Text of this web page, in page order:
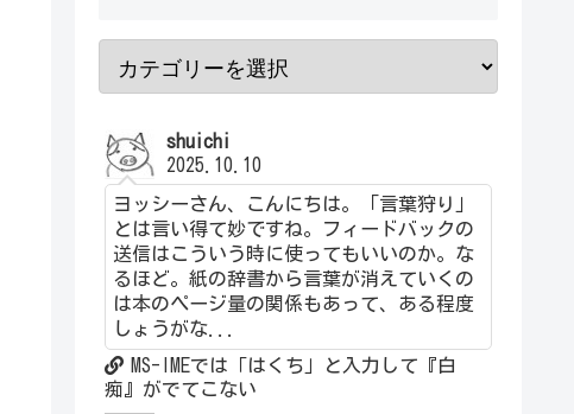
shuichi
2025.10.10
ヨッシーさん、こんにちは。「言葉狩り」
とは言い得て妙ですね。フィードバックの
送信はこういう時に使ってもいいのか。な
るほど。紙の辞書から言葉が消えていくの
は本のページ量の関係もあって、ある程度
しょうがな...
MS-IMEでは「はくち」と入力して『白
痴』がでてこない